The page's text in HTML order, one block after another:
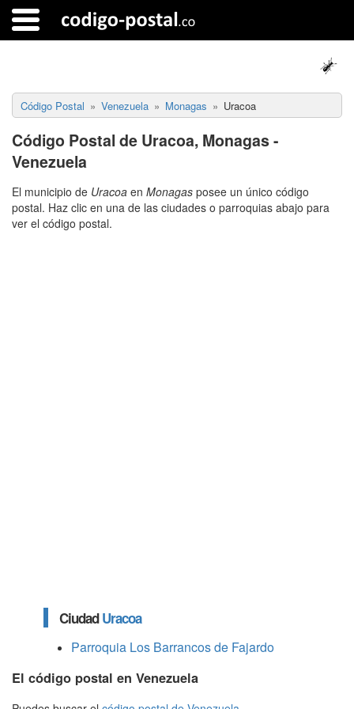
Código Postal Venezuela Monagas Uracoa
Código Postal de Uracoa, Monagas -
Venezuela
El municipio de Uracoa en Monagas posee un único código
postal. Haz clic en una de las ciudades o parroquias abajo para
ver el código postal.
CiudadUracoa
Parroquia Los Barrancos de Fajardo
El código postal en Venezuela